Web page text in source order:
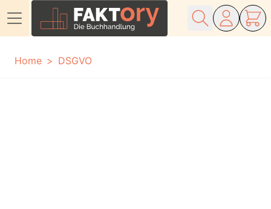
Home
DSGVO